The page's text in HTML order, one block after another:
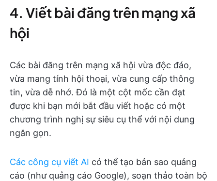
4. Viết bài đăng trên mạng xã
hội
Các bài đăng trên mạng xã hội vừa độc đáo,
vừa mang tính hội thoại, vừa cung cấp thông
tin, vừa dễ nhớ. Đó là một cột mốc cần đạt
được khi bạn mới bắt đầu viết hoặc có một
chương trình nghị sự siêu cụ thể với nội dung
ngắn gọn.
Các công cụ viết AI có thể tạo bản sao quảng
cáo (như quảng cáo Google), soạn thảo toàn bộ